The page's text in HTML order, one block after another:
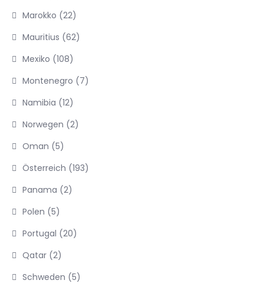
Marokko (22)
Mauritius (62)
Mexiko (108)
Montenegro (7)
Namibia (12)
Norwegen (2)
Oman (5)
Österreich (193)
Panama (2)
Polen (5)
Portugal (20)
Qatar (2)
Schweden (5)